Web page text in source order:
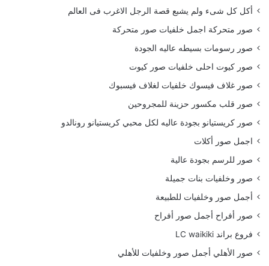
أكل كل شىء ولم يشبع قصة الرجل الاغرب فى العالم
صور متحركة اجمل خلفيات صور متحركة
صور رسومات بسيطه عاليه الجودة
صور كيوت احلى خلفيات صور كيوت
صور غلاف فيسوك خلفيات لغلاف فيسبوك
صور قلب مكسور حزينة للمجروحين
صور كريستيانو بجودة عاليه لكل محبي كريستيانو رونالدو
اجمل صور أكلات
صور للرسم بجودة عالية
صور وخلفيات بنات جميلة
أجمل صور وخلفيات للطبيعة
صور أفراح أجمل صور أفراح
فروع براند LC waikiki
صور الأهلي أجمل صور وخلفيات للأهلي